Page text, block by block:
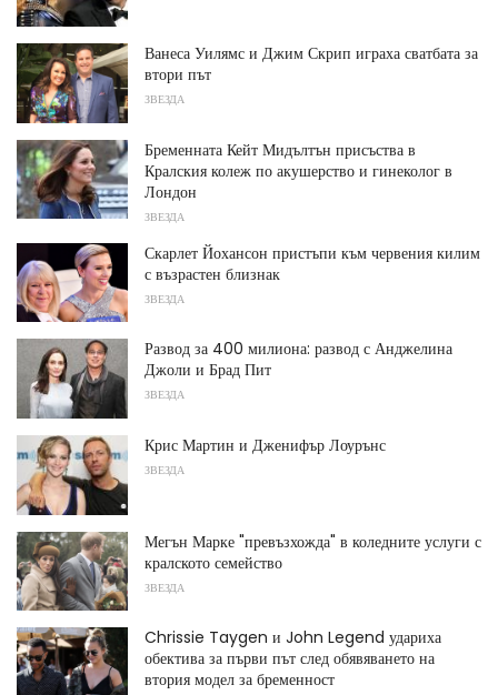
Ванеса Уилямс и Джим Скрип играха сватбата за
втори път
ЗВЕЗДА
Бременната Кейт Мидълтън присъства в
Кралския колеж по акушерство и гинеколог в
Лондон
ЗВЕЗДА
Скарлет Йохансон пристъпи към червения килим
с възрастен близнак
ЗВЕЗДА
Развод за 400 милиона: развод с Анджелина
Джоли и Брад Пит
ЗВЕЗДА
Крис Мартин и Дженифър Лоурънс
ЗВЕЗДА
Мегън Марке "превъзхожда" в коледните услуги с
кралското семейство
ЗВЕЗДА
Chrissie Taygen и John Legend удариха
обектива за първи път след обявяването на
втория модел за бременност